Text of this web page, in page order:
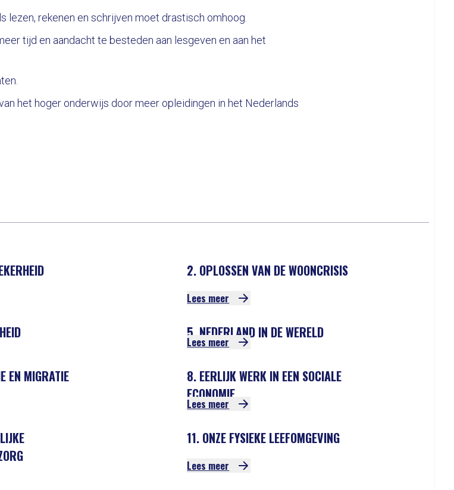
lezen, rekenen en schrijven moet drastisch omhoog.
tijd en aandacht te besteden aan lesgeven en aan het
het hoger onderwijs door meer opleidingen in het Nederlands
2. OPLOSSEN VAN DE WOONCRISIS
Lees meer
5. NEDERLAND IN DE WERELD
Lees meer
EN MIGRATIE
8. EERLIJK WERK IN EEN SOCIALE
ECONOMIE
Lees meer
11. ONZE FYSIEKE LEEFOMGEVING
Lees meer